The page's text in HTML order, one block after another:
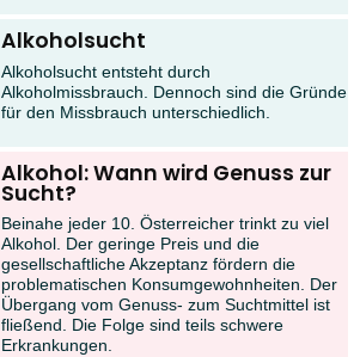
Alkoholsucht
Alkoholsucht entsteht durch
Alkoholmissbrauch. Dennoch sind die Gründe
für den Missbrauch unterschiedlich.
Alkohol: Wann wird Genuss zur
Sucht?
Beinahe jeder 10. Österreicher trinkt zu viel
Alkohol. Der geringe Preis und die
gesellschaftliche Akzeptanz fördern die
problematischen Konsumgewohnheiten. Der
Übergang vom Genuss- zum Suchtmittel ist
fließend. Die Folge sind teils schwere
Erkrankungen.